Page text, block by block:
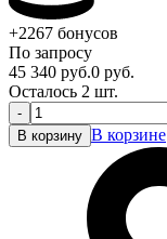
+2267 бонусов
По запросу
45 340 руб.0 руб.
Осталось 2 шт.
-
В корзину В корзине